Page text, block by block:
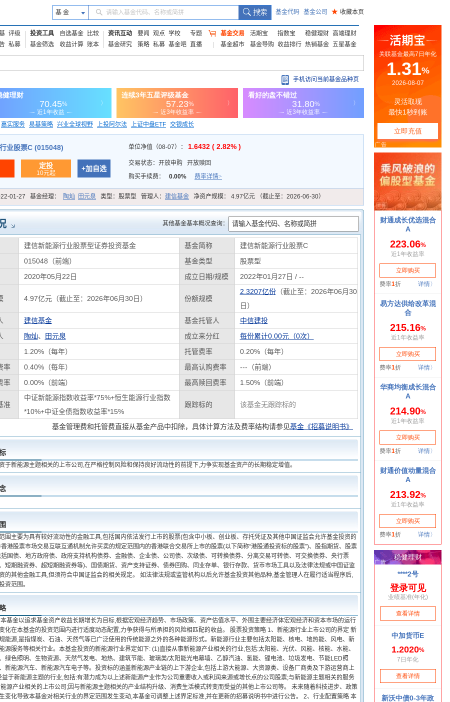
基 金 请输入基金代码、名称或简拼 基金代码 基金公司 ★ 收藏本页
评级
私募
投资工具 自选基金
比较
基金筛选
收益计算 账本
资讯互动 要闻 观点 学校
专题
基金研究
策略 私募 基金吧 直播
基金交易 活期宝 指数宝 稳健理财 高端理财
基金超市
基金导购 收益排行 热销基金 五星基金
手机访问当前基金品种页
嘉实服务 易基策略 兴业全球视野 上投阿尔法 上证中盘ETF 交银成长
业股票C (015048)
定投
10元起
+加自选
单位净值（08-07）： 1.6432 ( 2.82% )
交易状态： 开放申购
开放赎回
购买手续费：
0.00% 费率详情>
01-27 基金经理： 陶灿 田元泉 类型： 股票型 管理人： 建信基金 净资产规模： 4.97亿元 （截止至：2026-06-30）
其他基金基本概况查询：
建信新能源行业股票型证券投资基金 基金简称
建信新能源行业股票C
015048（前端） 基金类型
股票型
2020年05月22日 成立日期/规模 2022年01月27日 / --
4.97亿元（截止至：2026年06月30日） 份额规模
2.3207亿份（截止至：2026年06月30
日）
建信基金 基金托管人
中信建投
陶灿、 田元泉 成立来分红
每份累计0.00元（0次）
1.20%（每年） 托管费率
0.20%（每年）
率
0.40%（每年） 最高认购费率
---（前端）
率
0.00%（前端） 最高赎回费率 1.50%（前端）
准
中证新能源指数收益率*75%+恒生能源行业指数
*10%+中证全债指数收益率*15%
跟踪标的 该基金无跟踪标的
基金管理费和托管费直接从基金产品中扣除，具体计算方法及费率结构请参见基金《招募说明书》
于新能源主题相关的上市公司,在严格控制风险和保持良好流动性的前提下,力争实现基金资产的长期稳定增值。
围主要为具有较好流动性的金融工具,包括国内依法发行上市的股票(包含中小板、创业板、存托凭证及其他中国证监会允许基金投资的
港股票市场交易互联互通机制允许买卖的规定范围内的香港联合交易所上市的股票(以下简称“港股通投资标的股票”)、股指期货、股票
国债、地方政府债、政府支持机构债券、金融债、企业债、公司债、次级债、可转换债券、分离交易可转债、可交换债券、央行票
短期融资券、超短期融资券等)、国债期货、资产支持证券、债券回购、同业存单、银行存款、货币市场工具以及法律法规或中国证监
的其他金融工具,但须符合中国证监会的相关规定。 如法律法规或监管机构以后允许基金投资其他品种,基金管理人在履行适当程序后,
资范围。
基金以追求基金资产收益长期增长为目标,根据宏观经济趋势、市场政策、资产估值水平、外围主要经济体宏观经济和资本市场的运行
化在本基金的投资范围内进行适度动态配置,力争获得与所承担的风险相匹配的收益。 股票投资策略 1、新能源行业上市公司的界定 新
能源,是指煤炭、石油、天然气等已广泛使用的传统能源之外的各种能源形式。新能源行业主要包括太阳能、核电、地热能、风电、新
源服务等相关行业。本基金投资的新能源行业界定如下: (1)直接从事新能源产业相关的行业,包括:太阳能、光伏、风能、核能、水能、
绿色照明、生物资源、天然气发电、地热、建筑节能、玻璃类/太阳能光电幕墙、乙醇汽油、氢能、锂电池、垃圾发电、节能LED照
新能源汽车、新能源汽车电子等。投资标的涵盖新能源产业链的上下游企业,包括上游大能源、大资源类、设备厂商类及下游运营商上
益于新能源主题的行业,包括:有潜力成为以上述新能源产业作为公司重要收入或利润来源或增长点的公司股票;与新能源主题相关的服务
源产业相关的上市公司;因与新能源主题相关的产业结构升级、消费生活模式转变而受益的其他上市公司等。 未来随着科技进步、政策
变化导致本基金对相关行业的界定范围发生变动,本基金可调整上述界定标准,并在更新的招募说明书中进行公告。 2、行业配置策略 本